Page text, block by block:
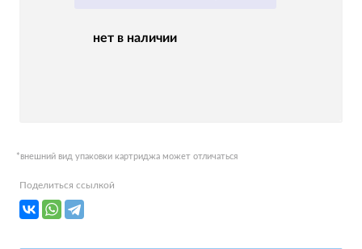
нет в наличии
*внешний вид упаковки картриджа может отличаться
Поделиться ссылкой